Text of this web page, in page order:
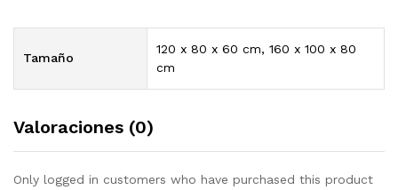
Tamaño
120 x 80 x 60 cm, 160 x 100 x 80
cm
Valoraciones (0)
Only logged in customers who have purchased this product